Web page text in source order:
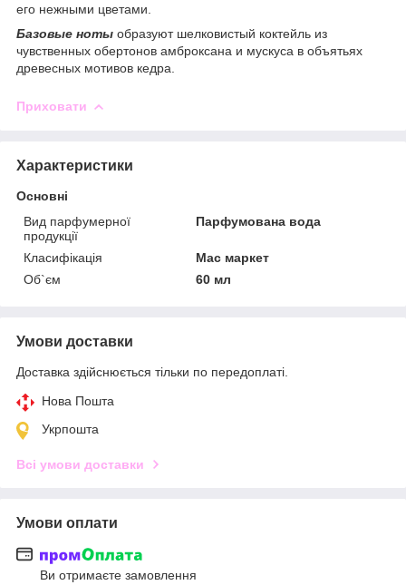
его нежными цветами.
Базовые ноты образуют шелковистый коктейль из
чувственных обертонов амброксана и мускуса в объятьях
древесных мотивов кедра.
Приховати
Характеристики
Основні
Вид парфумерної
продукції
Парфумована вода
Класифікація
Мас маркет
Об`єм
60 мл
Умови доставки
Доставка здійснюється тільки по передоплаті.
Нова Пошта
Укрпошта
Всі умови доставки
Умови оплати
Ви отримаєте замовлення